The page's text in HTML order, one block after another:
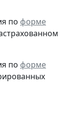
по форме
по форме